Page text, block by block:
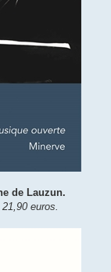
de Lauzun.
euros.